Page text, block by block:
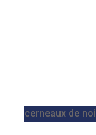
cerneaux de